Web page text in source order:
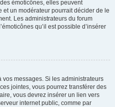
émoticônes, elles peuvent
un modérateur pourrait décider de le
Les administrateurs du forum
qu’il est possible d’insérer
messages. Si les administrateurs
jointes, vous pourrez transférer des
vous devrez insérer un lien vers
internet public, comme par